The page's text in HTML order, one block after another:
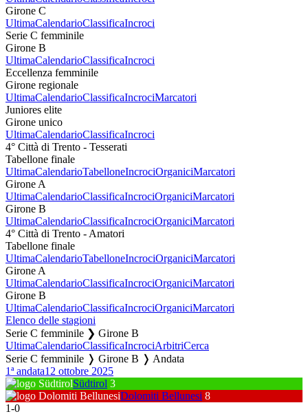
Girone C
UltimaCalendarioClassificaIncroci
Serie C femminile
Girone B
UltimaCalendarioClassificaIncroci
Eccellenza femminile
Girone regionale
UltimaCalendarioClassificaIncrociMarcatori
Juniores elite
Girone unico
UltimaCalendarioClassificaIncroci
4° Città di Trento - Tesserati
Tabellone finale
UltimaCalendarioTabelloneIncrociOrganiciMarcatori
Girone A
UltimaCalendarioClassificaIncrociOrganiciMarcatori
Girone B
UltimaCalendarioClassificaIncrociOrganiciMarcatori
4° Città di Trento - Amatori
Tabellone finale
UltimaCalendarioTabelloneIncrociOrganiciMarcatori
Girone A
UltimaCalendarioClassificaIncrociOrganiciMarcatori
Girone B
UltimaCalendarioClassificaIncrociOrganiciMarcatori
Elenco delle stagioni
Serie C femminile ❯ Girone B
UltimaCalendarioClassificaIncrociArbitriCerca
Serie C femminile ❭ Girone B ❭ Andata
1ª andata12 ottobre 2025
Südtirol 3
Dolomiti Bellunesi 8
1-0